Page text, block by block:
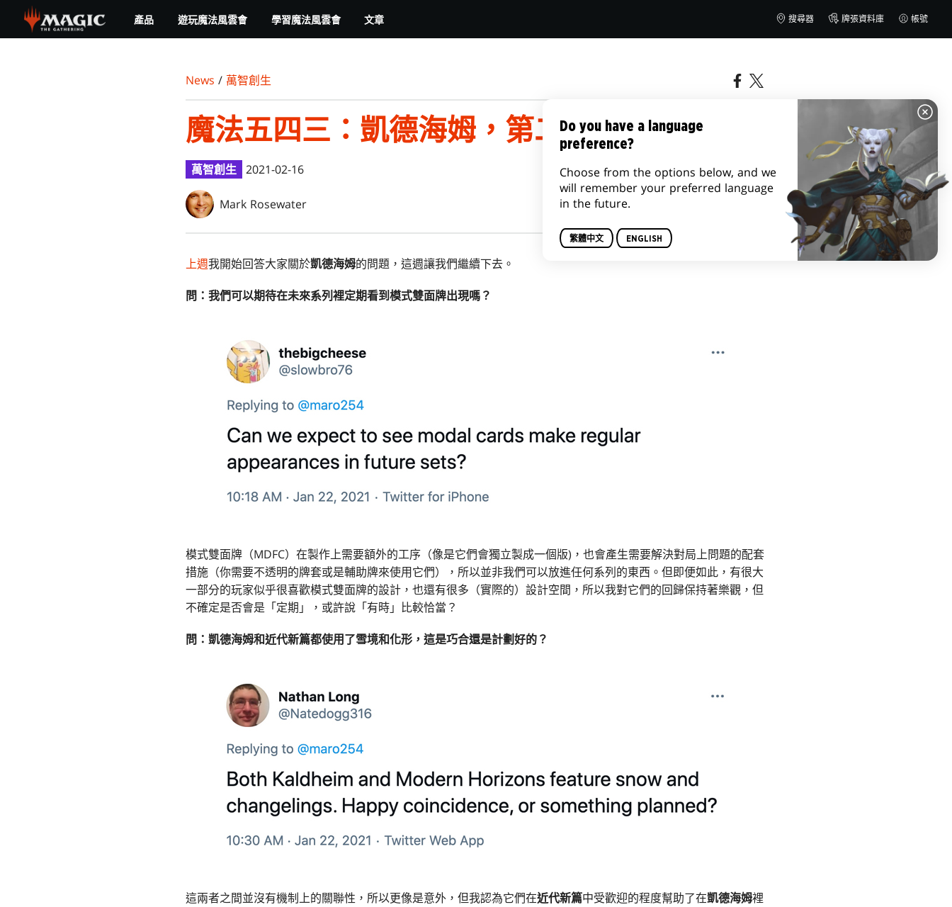
main
產品 遊玩魔法風雲會 學習魔法風雲會 文章 搜尋器 牌張資料庫 帳號
News / 萬智創生
魔法五四三：凱德海姆，第二部
萬智創生 2021-02-16
Mark Rosewater
上週我開始回答大家關於凱德海姆的問題，這週讓我們繼續下去。
問： 我們可以期待在未來系列裡定期看到模式雙面牌出現嗎？
模式雙面牌（MDFC）在製作上需要額外的工序（像是它們會獨立製成一個版)，也會產生需要解決對局上問題的配套
措施（你需要不透明的牌套或是輔助牌來使用它們），所以並非我們可以放進任何系列的東西。但即便如此，有很大
一部分的玩家似乎很喜歡模式雙面牌的設計，也還有很多（實際的）設計空間，所以我對它們的回歸保持著樂觀，但
不確定是否會是「定期」，或許說「有時」比較恰當？
問： 凱德海姆和近代新篇都使用了雪境和化形，這是巧合還是計劃好的？
這兩者之間並沒有機制上的關聯性，所以更像是意外，但我認為它們在近代新篇中受歡迎的程度幫助了在凱德海姆裡
Do you have a language
preference?
Choose from the options below, and we
will remember your preferred language
in the future.
繁體中文 ENGLISH